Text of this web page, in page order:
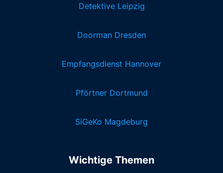
Detektive Leipzig
Doorman Dresden
Empfangsdienst Hannover
Pförtner Dortmund
SiGeKo Magdeburg
Wichtige Themen